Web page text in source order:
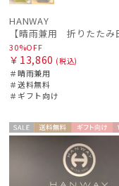
HANWAY
30%OFF
￥13,860 (税込)
＃晴雨兼用
＃送料無料
＃ギフト向け
セー 送料無 ギフト
向け